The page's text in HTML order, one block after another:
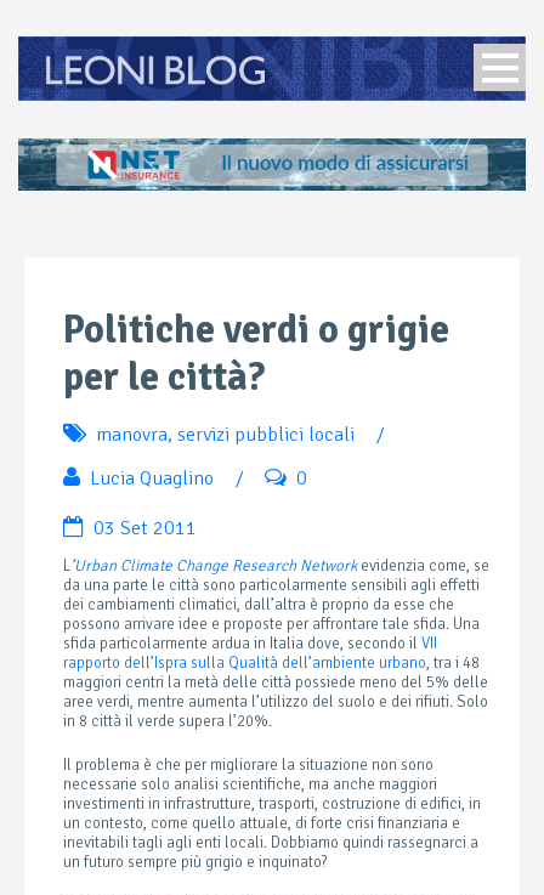
Politiche verdi o grigie
per le città?
manovra, servizi pubblici locali
/
Lucia Quaglino
/ 0
03 Set 2011
L’Urban Climate Change Research Network evidenzia come, se
da una parte le città sono particolarmente sensibili agli effetti
dei cambiamenti climatici, dall’altra è proprio da esse che
possono arrivare idee e proposte per affrontare tale sfida. Una
sfida particolarmente ardua in Italia dove, secondo ilVII
rapporto dell’Ispra sulla Qualità dell’ambiente urbano, tra i 48
maggiori centri la metà delle città possiede meno del 5% delle
aree verdi, mentre aumenta l’utilizzo del suolo e dei rifiuti. Solo
in 8 città il verde supera l’20%.
Il problema è che per migliorare la situazione non sono
necessarie solo analisi scientifiche, ma anche maggiori
investimenti in infrastrutture, trasporti, costruzione di edifici, in
un contesto, come quello attuale, di forte crisi finanziaria e
inevitabili tagli agli enti locali. Dobbiamo quindi rassegnarci a
un futuro sempre più grigio e inquinato?